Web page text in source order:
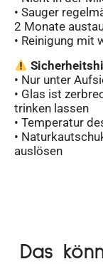
• Sauger
2 Monate
• Reinigung mit
• Nur unter
• Glas ist
trinken lassen
• Temperatur
•
auslösen
Das